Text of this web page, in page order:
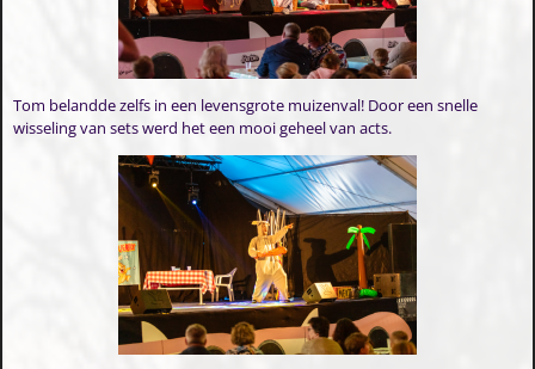
Tom belandde zelfs in een levensgrote muizenval! Door een snelle
wisseling van sets werd het een mooi geheel van acts.